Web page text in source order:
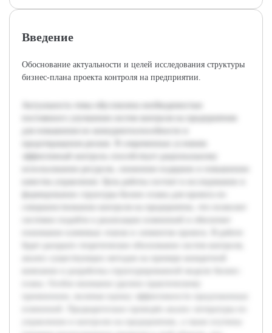
Введение
Обоснование актуальности и целей исследования структуры
бизнес-плана проекта контроля на предприятии.